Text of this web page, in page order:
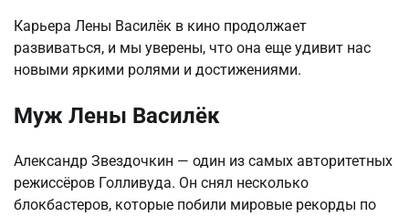
Карьера Лены Василёк в кино продолжает
развиваться, и мы уверены, что она еще удивит нас
новыми яркими ролями и достижениями.
Муж Лены Василёк
Александр Звездочкин — один из самых авторитетных
режиссёров Голливуда. Он снял несколько
блокбастеров, которые побили мировые рекорды по